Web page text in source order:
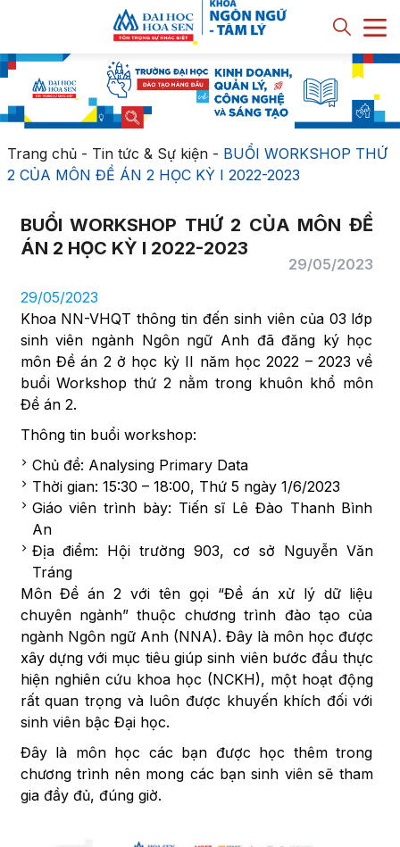
Trang chủ- Tin tức & Sự kiện- BUỔI WORKSHOP THỨ
2 CỦA MÔN ĐỀ ÁN 2 HỌC KỲ I 2022-2023
BUỔI WORKSHOP THỨ 2 CỦA MÔN ĐỀ
ÁN 2 HỌC KỲ I 2022-2023
29/05/2023
29/05/2023
Khoa NN-VHQT thông tin đến sinh viên của 03 lớp
sinh viên ngành Ngôn ngữ Anh đã đăng ký học
môn Đề án 2 ở học kỳ II năm học 2022 – 2023 về
buổi Workshop thứ 2 nằm trong khuôn khổ môn
Đề án 2.
Thông tin buổi workshop:
Chủ đề: Analysing Primary Data
Thời gian: 15:30 – 18:00, Thứ 5 ngày 1/6/2023
Giáo viên trình bày: Tiến sĩ Lê Đào Thanh Bình
An
Địa điểm: Hội trường 903, cơ sở Nguyễn Văn
Tráng
Môn Đề án 2 với tên gọi “Đề án xử lý dữ liệu
chuyên ngành” thuộc chương trình đào tạo của
ngành Ngôn ngữ Anh (NNA). Đây là môn học được
xây dựng với mục tiêu giúp sinh viên bước đầu thực
hiện nghiên cứu khoa học (NCKH), một hoạt động
rất quan trọng và luôn được khuyến khích đối với
sinh viên bậc Đại học.
Đây là môn học các bạn được học thêm trong
chương trình nên mong các bạn sinh viên sẽ tham
gia đầy đủ, đúng giờ.